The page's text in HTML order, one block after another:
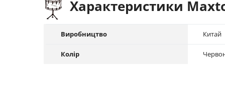
Характеристики
Виробництво Китай
Колір